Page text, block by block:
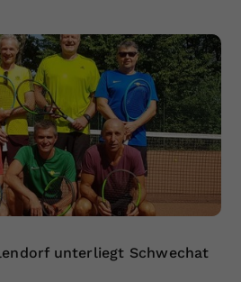
unterliegt Schwechat
Unter anderem eine
generierte ID, für die
Speicherung Ihrer
Einstellungen, falls der
Betreiber dies eingestellt